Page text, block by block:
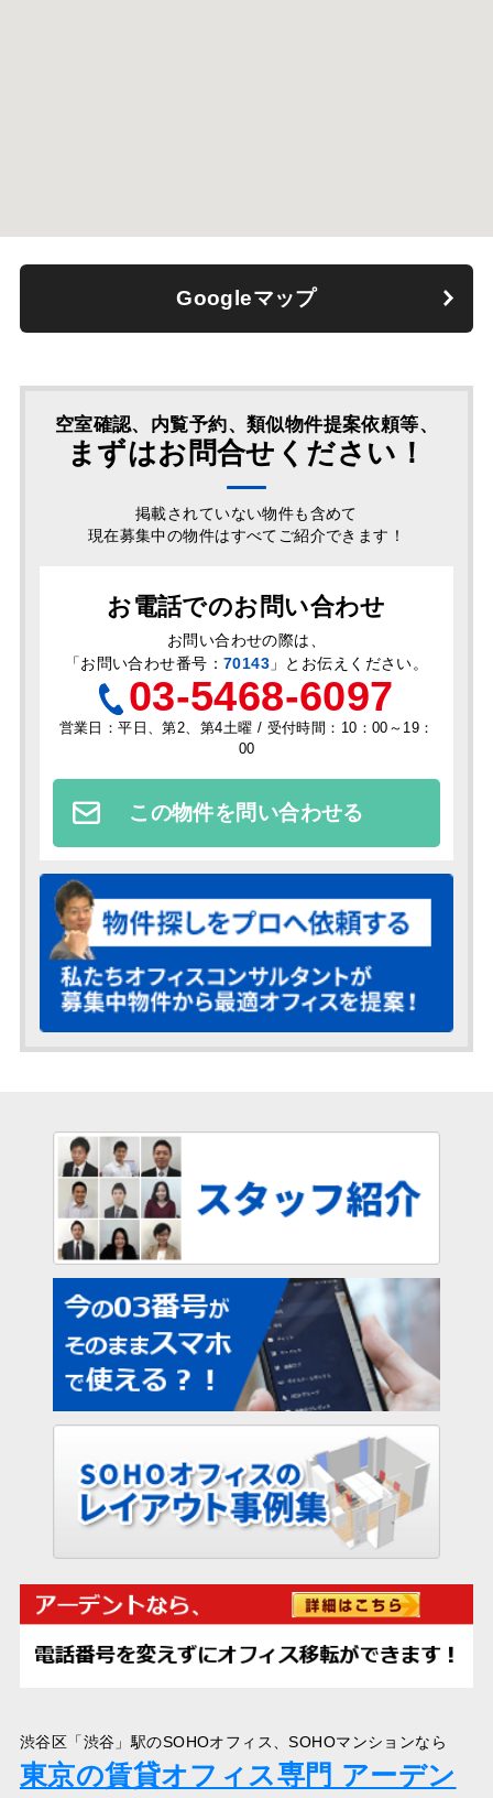
Googleマップ
空室確認、内覧予約、類似物件提案依頼等、
まずはお問合せください！
掲載されていない物件も含めて
現在募集中の物件はすべてご紹介できます！
お電話でのお問い合わせ
お問い合わせの際は、
「お問い合わせ番号： 70143 」とお伝えください。
03-5468-6097
営業日：平日、第2、第4土曜 / 受付時間：10：00～19：
00
この物件を問い合わせる
渋谷区「渋谷」駅のSOHOオフィス、SOHOマンションなら
東京の賃貸オフィス専門 アーデン